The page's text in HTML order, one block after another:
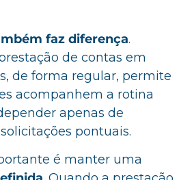
faz diferença.
de contas em
de forma regular, permite
acompanhem a rotina
apenas de
pontuais.
é manter uma